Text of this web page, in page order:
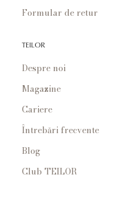
Formular de retur
TEILOR
Despre noi
Magazine
Cariere
Întrebări frecvente
Blog
Club TEILOR